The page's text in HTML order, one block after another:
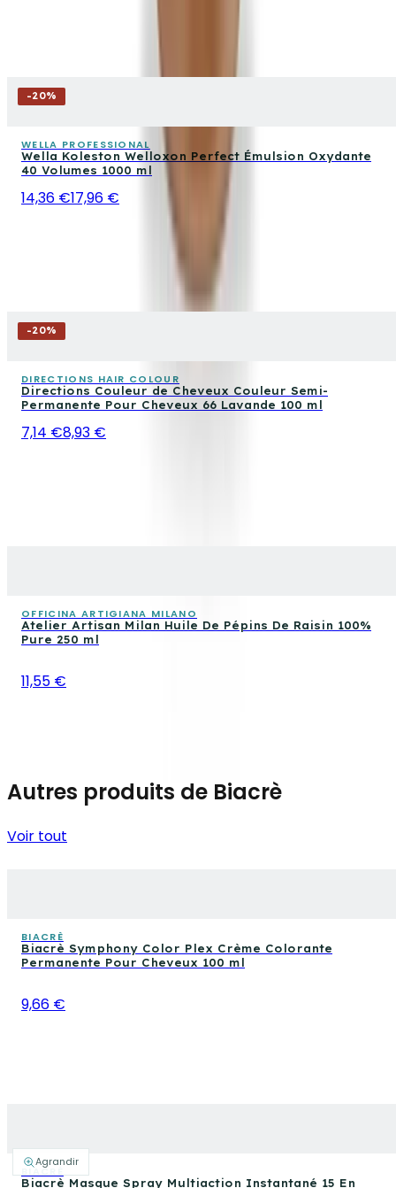
Agrandir
-20%
WELLA PROFESSIONAL
Wella Koleston Welloxon Perfect Émulsion Oxydante
40 Volumes 1000 ml
14,36 €17,96 €
-20%
DIRECTIONS HAIR COLOUR
Directions Couleur de Cheveux Couleur Semi-
Permanente Pour Cheveux 66 Lavande 100 ml
7,14 €8,93 €
OFFICINA ARTIGIANA MILANO
Atelier Artisan Milan Huile De Pépins De Raisin 100%
Pure 250 ml
11,55 €
Autres produits de Biacrè
Voir tout
BIACRÈ
Biacrè Symphony Color Plex Crème Colorante
Permanente Pour Cheveux 100 ml
9,66 €
BIACRÈ
Biacrè Masque Spray Multiaction Instantané 15 En